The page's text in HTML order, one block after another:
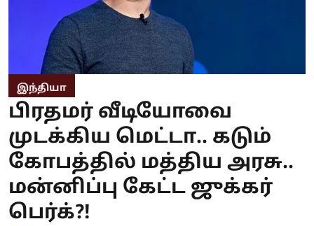
இந்தியா
பிரதமர் வீடியோவை
முடக்கிய மெட்டா.. கடும்
கோபத்தில் மத்திய அரசு..
மன்னிப்பு கேட்ட ஜுக்கர்
பெர்க்?!